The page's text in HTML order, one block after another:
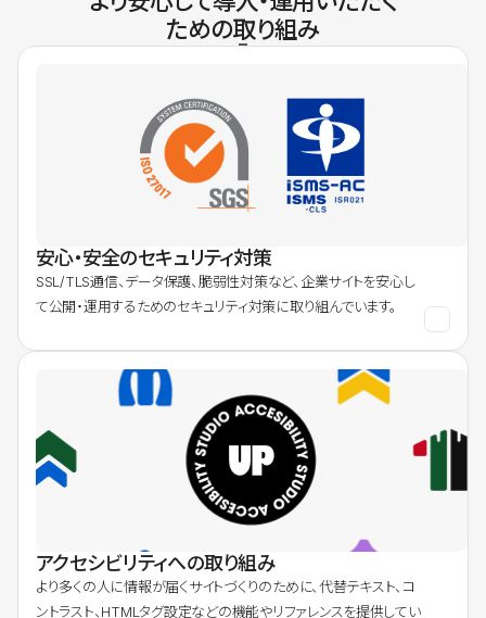
ための取り組み
安心・安全のセキュリティ対策
SSL/TLS通信、データ保護、脆弱性対策など、企業サイトを安心し
て公開・運用するためのセキュリティ対策に取り組んでいます。
アクセシビリティへの取り組み
より多くの人に情報が届くサイトづくりのために、代替テキスト、コ
ントラスト、HTMLタグ設定などの機能やリファレンスを提供してい